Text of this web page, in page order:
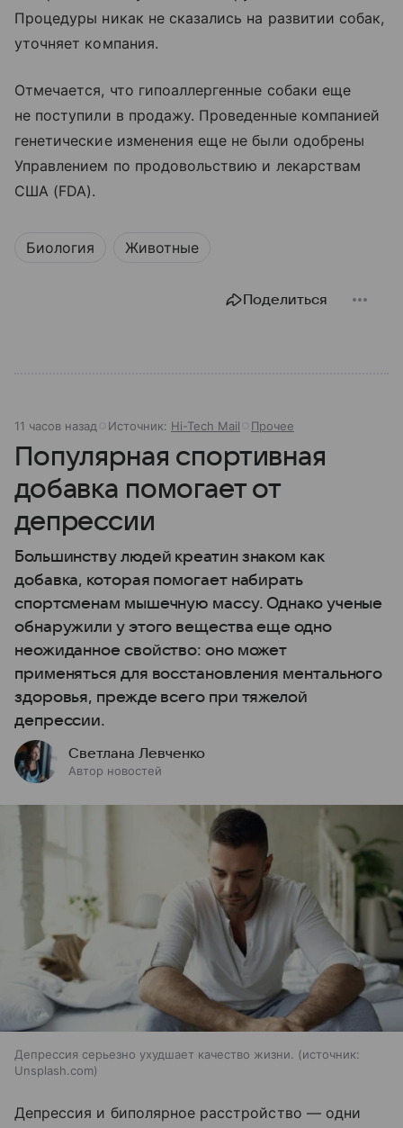
Процедуры никак не сказались на развитии собак,
уточняет компания.
Отмечается, что гипоаллергенные собаки еще
не поступили в продажу. Проведенные компанией
генетические изменения еще не были одобрены
Управлением по продовольствию и лекарствам
США (FDA).
Биология Животные
Поделиться
11 часов назад Источник: Hi-Tech Mail Прочее
Популярная спортивная
добавка помогает от
депрессии
Большинству людей креатин знаком как
добавка, которая помогает набирать
спортсменам мышечную массу. Однако ученые
обнаружили у этого вещества еще одно
неожиданное свойство: оно может
применяться для восстановления ментального
здоровья, прежде всего при тяжелой
депрессии.
Светлана Левченко
Автор новостей
Депрессия серьезно ухудшает качество жизни.
источник:
Unsplash.com
Депрессия и биполярное расстройство — одни